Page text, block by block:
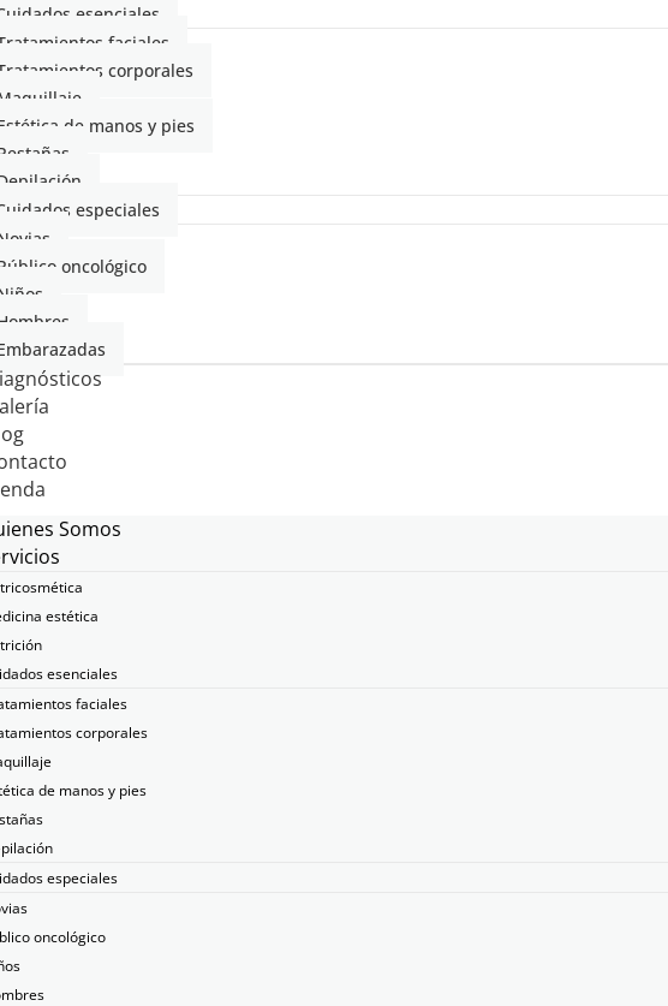
esenciales
faciales
corporales
de manos y pies
especiales
oncológico
Somos
estética
esenciales
faciales
corporales
de manos y pies
especiales
oncológico